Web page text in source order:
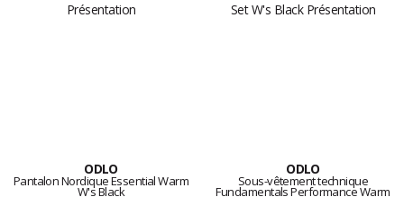
ODLO
Pantalon Nordique Essential Warm
W's Black
ODLO
Sous-vêtement technique
Fundamentals Performance Warm